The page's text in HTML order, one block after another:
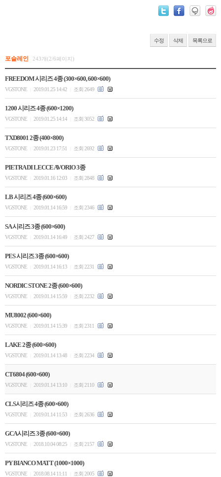
수정 삭제 목록으로
포슬레인 243개(2/6페이지)
FREEDOM 시리즈 4종 (300×600, 600×600)
VGSTONE 2019.01.25 14:42 조회 2649
1200 시리즈 4종 (600×1200)
VGSTONE 2019.01.25 14:14 조회 3052
TXD8001 2종 (400×800)
VGSTONE 2019.01.23 17:51 조회 2692
PIETRA DI LECCE AVORIO 3종
VGSTONE 2019.01.16 12:03 조회 2848
LB 시리즈 4종 (600×600)
VGSTONE 2019.01.14 16:59 조회 2346
SA 시리즈 3종 (600×600)
VGSTONE 2019.01.14 16:49 조회 2427
PES 시리즈 3종 (600×600)
VGSTONE 2019.01.14 16:13 조회 2231
NORDIC STONE 2종 (600×600)
VGSTONE 2019.01.14 15:59 조회 2232
MU8002 (600×600)
VGSTONE 2019.01.14 15:39 조회 2311
LAKE 2종 (600×600)
VGSTONE 2019.01.14 13:48 조회 2234
CT6804 (600×600)
VGSTONE 2019.01.14 13:10 조회 2110
CLS시리즈 4종 (600×600)
VGSTONE 2019.01.14 11:53 조회 2636
GCA시리즈 3종 (600×600)
VGSTONE 2018.10.04 08:25 조회 2157
PY BIANCO MATT (1000×1000)
VGSTONE 2018.08.14 11:11 조회 2005